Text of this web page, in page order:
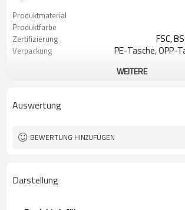
Produktmaterial
Produktfarbe
Zertifizierung FSC,
Verpackung
PE-Tasche, OPP-
Verwendung
Hotel
WEITERE
Auswertung
BEWERTUNG HINZUFÜGEN
Darstellung